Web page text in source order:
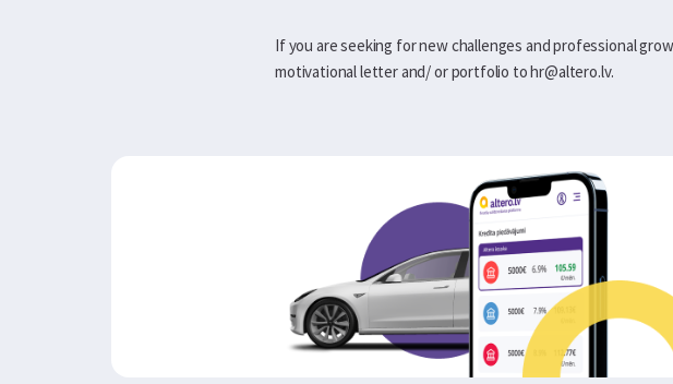
If you are seeking for new challenges and professional
motivational letter and/ or portfolio tohr@altero.lv.